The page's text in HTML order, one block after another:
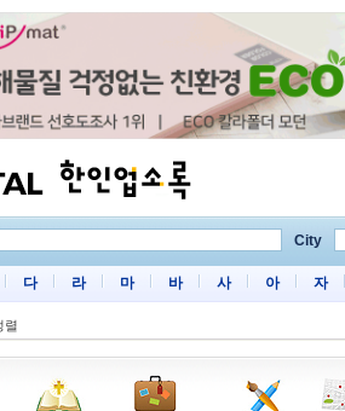
City
다 라 마 바 사 아 자
렬